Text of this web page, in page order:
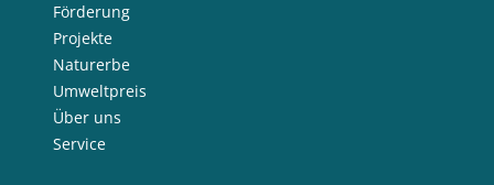
Förderung
Projekte
Naturerbe
Umweltpreis
Über uns
Service